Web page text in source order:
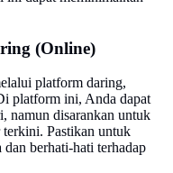
(Online)
platform daring,
platform ini, Anda dapat
namun disarankan untuk
terkini. Pastikan untuk
berhati-hati terhadap